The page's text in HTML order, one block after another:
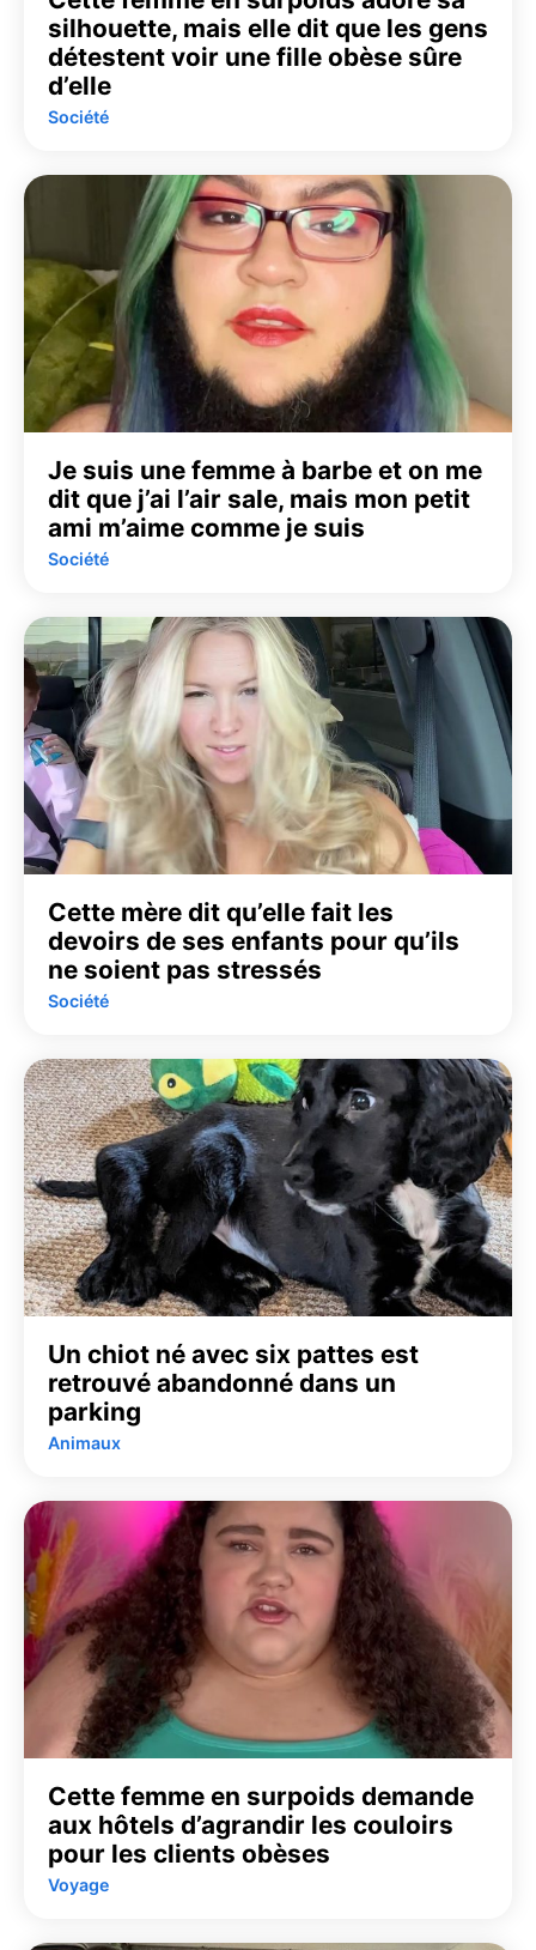
silhouette, mais elle dit que les gens
détestent voir une fille obèse sûre
d’elle
Société
Je suis une femme à barbe et on me
dit que j’ai l’air sale, mais mon petit
ami m’aime comme je suis
Société
Cette mère dit qu’elle fait les
devoirs de ses enfants pour qu’ils
ne soient pas stressés
Société
Un chiot né avec six pattes est
retrouvé abandonné dans un
parking
Animaux
Cette femme en surpoids demande
aux hôtels d’agrandir les couloirs
pour les clients obèses
Voyage